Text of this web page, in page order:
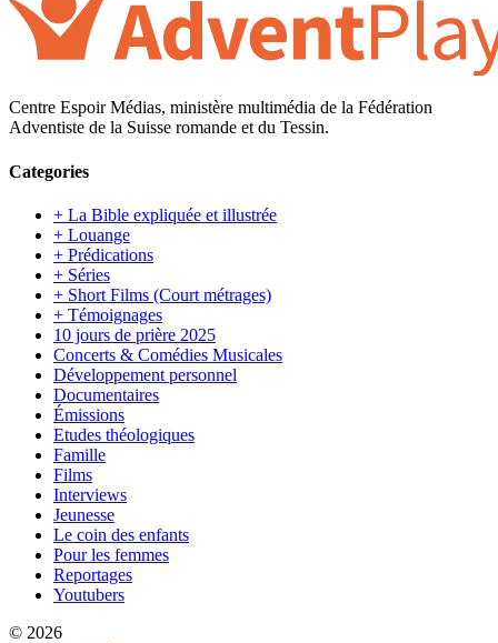
Centre Espoir Médias, ministère multimédia de la Fédération
Adventiste de la Suisse romande et du Tessin.
Categories
+ La Bible expliquée et illustrée
+ Louange
+ Prédications
+ Séries
+ Short Films (Court métrages)
+ Témoignages
10 jours de prière 2025
Concerts & Comédies Musicales
Développement personnel
Documentaires
Émissions
Etudes théologiques
Famille
Films
Interviews
Jeunesse
Le coin des enfants
Pour les femmes
Reportages
Youtubers
© 2026